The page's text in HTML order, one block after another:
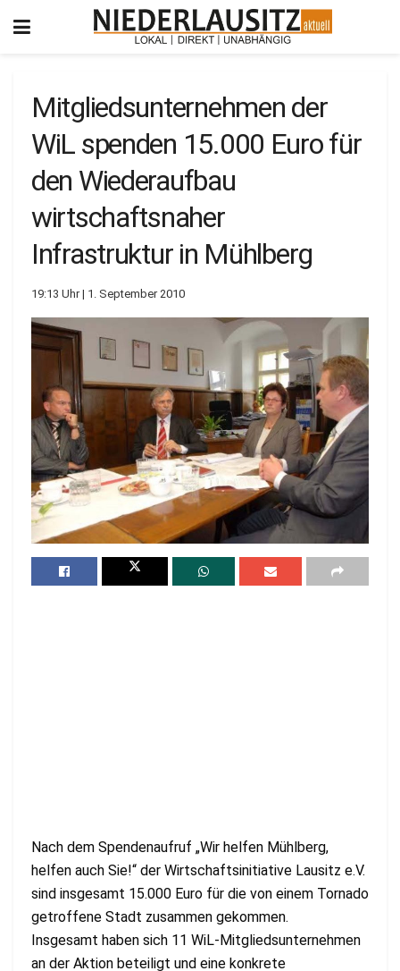
Mitgliedsunternehmen der
WiL spenden 15.000 Euro für
den Wiederaufbau
wirtschaftsnaher
Infrastruktur in Mühlberg
19:13 Uhr | 1. September 2010
Nach dem Spendenaufruf „Wir helfen Mühlberg,
helfen auch Sie!“ der Wirtschaftsinitiative Lausitz e.V.
sind insgesamt 15.000 Euro für die von einem Tornado
getroffene Stadt zusammen gekommen.
Insgesamt haben sich 11 WiL-Mitgliedsunternehmen
an der Aktion beteiligt und eine konkrete